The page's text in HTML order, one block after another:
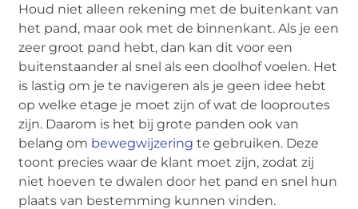
Houd niet alleen rekening met de buitenkant van
het pand, maar ook met de binnenkant. Als je een
zeer groot pand hebt, dan kan dit voor een
buitenstaander al snel als een doolhof voelen. Het
is lastig om je te navigeren als je geen idee hebt
op welke etage je moet zijn of wat de looproutes
zijn. Daarom is het bij grote panden ook van
belang om bewegwijzering te gebruiken. Deze
toont precies waar de klant moet zijn, zodat zij
niet hoeven te dwalen door het pand en snel hun
plaats van bestemming kunnen vinden.